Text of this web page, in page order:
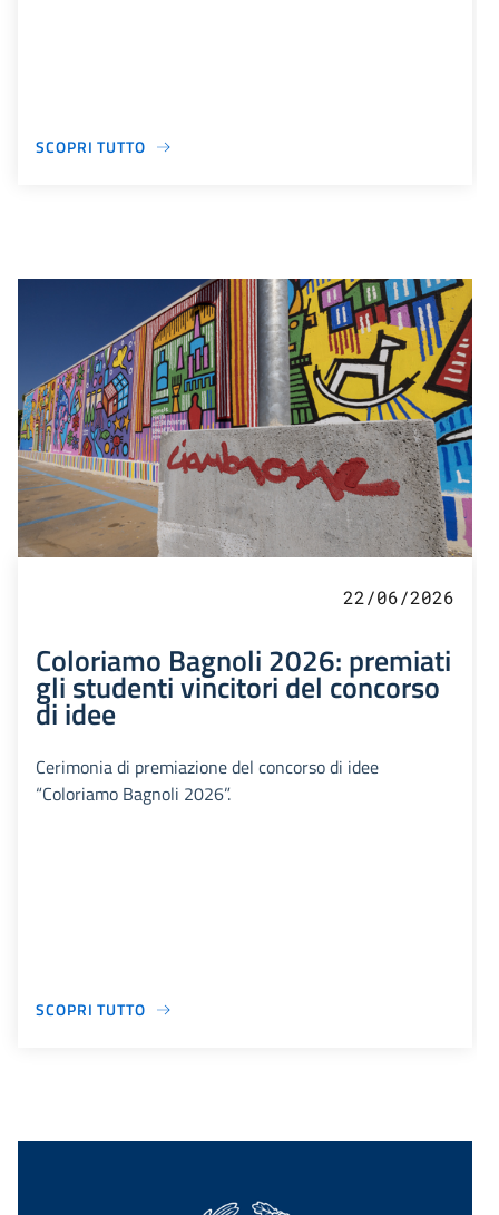
SCOPRI TUTTO
22/06/2026
Coloriamo Bagnoli 2026: premiati
gli studenti vincitori del concorso
di idee
Cerimonia di premiazione del concorso di idee
“Coloriamo Bagnoli 2026”.
SCOPRI TUTTO